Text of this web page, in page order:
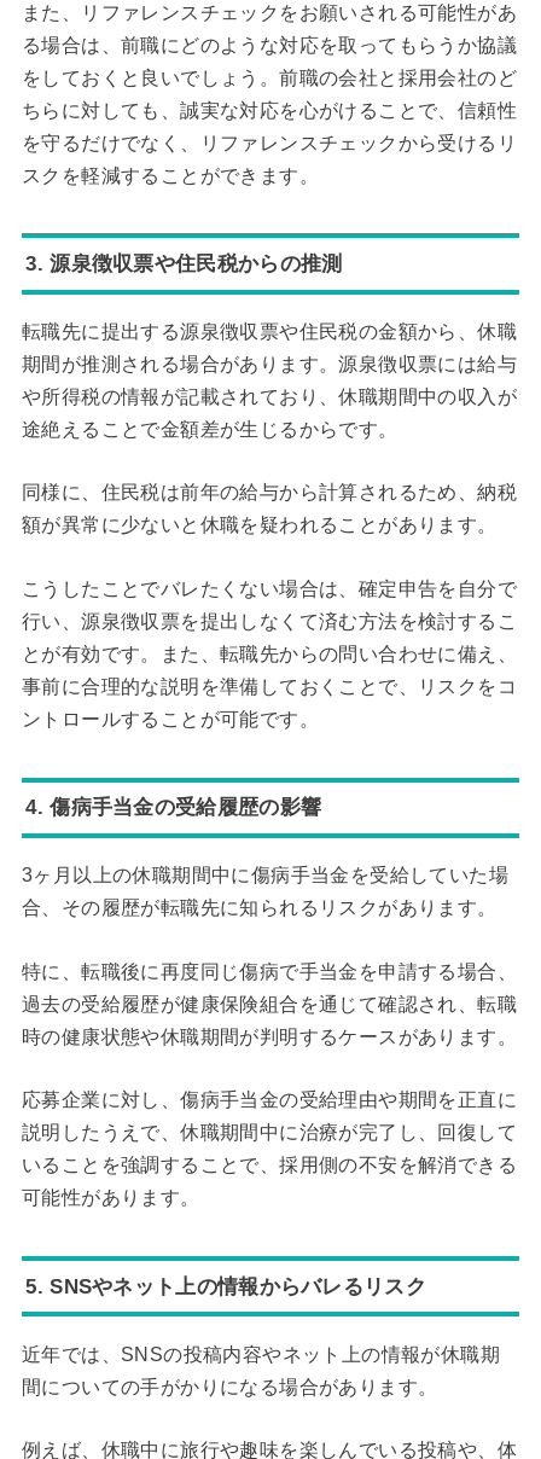
また、リファレンスチェックをお願いされる可能性があ
る場合は、前職にどのような対応を取ってもらうか協議
をしておくと良いでしょう。前職の会社と採用会社のど
ちらに対しても、誠実な対応を心がけることで、信頼性
を守るだけでなく、リファレンスチェックから受けるリ
スクを軽減することができます。
3. 源泉徴収票や住民税からの推測
転職先に提出する源泉徴収票や住民税の金額から、休職
期間が推測される場合があります。源泉徴収票には給与
や所得税の情報が記載されており、休職期間中の収入が
途絶えることで金額差が生じるからです。
同様に、住民税は前年の給与から計算されるため、納税
額が異常に少ないと休職を疑われることがあります。
こうしたことでバレたくない場合は、確定申告を自分で
行い、源泉徴収票を提出しなくて済む方法を検討するこ
とが有効です。また、転職先からの問い合わせに備え、
事前に合理的な説明を準備しておくことで、リスクをコ
ントロールすることが可能です。
4. 傷病手当金の受給履歴の影響
3ヶ月以上の休職期間中に傷病手当金を受給していた場
合、その履歴が転職先に知られるリスクがあります。
特に、転職後に再度同じ傷病で手当金を申請する場合、
過去の受給履歴が健康保険組合を通じて確認され、転職
時の健康状態や休職期間が判明するケースがあります。
応募企業に対し、傷病手当金の受給理由や期間を正直に
説明したうえで、休職期間中に治療が完了し、回復して
いることを強調することで、採用側の不安を解消できる
可能性があります。
5. SNSやネット上の情報からバレるリスク
近年では、SNSの投稿内容やネット上の情報が休職期
間についての手がかりになる場合があります。
例えば、休職中に旅行や趣味を楽しんでいる投稿や、体